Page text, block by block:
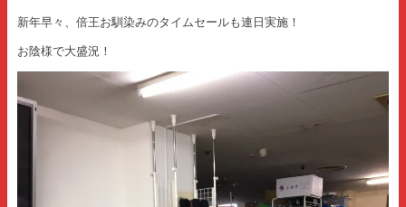
新年早々、倍王お馴染みのタイムセールも連日実施！
お陰様で大盛況！